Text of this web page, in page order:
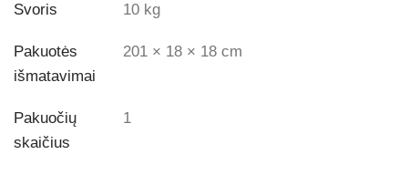
Svoris 10 kg
Pakuotės
išmatavimai
201 × 18 × 18 cm
Pakuočių
skaičius
1